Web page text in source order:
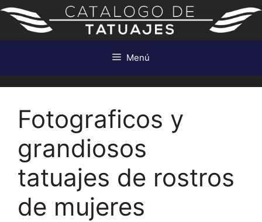
Saltar
contenido
Menú
Fotograficos y
grandiosos
tatuajes de rostros
de mujeres